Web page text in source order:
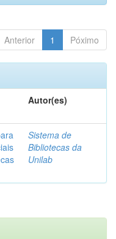
Anterior 1 Póximo
Autor(es)
Sistema de
Bibliotecas da
Unilab